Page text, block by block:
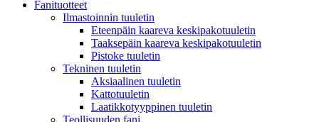
Fanituotteet
Ilmastoinnin tuuletin
Eteenpäin kaareva keskipakotuuletin
Taaksepäin kaareva keskipakotuuletin
Pistoke tuuletin
Tekninen tuuletin
Aksiaalinen tuuletin
Kattotuuletin
Laatikkotyyppinen tuuletin
Teollisuuden fani